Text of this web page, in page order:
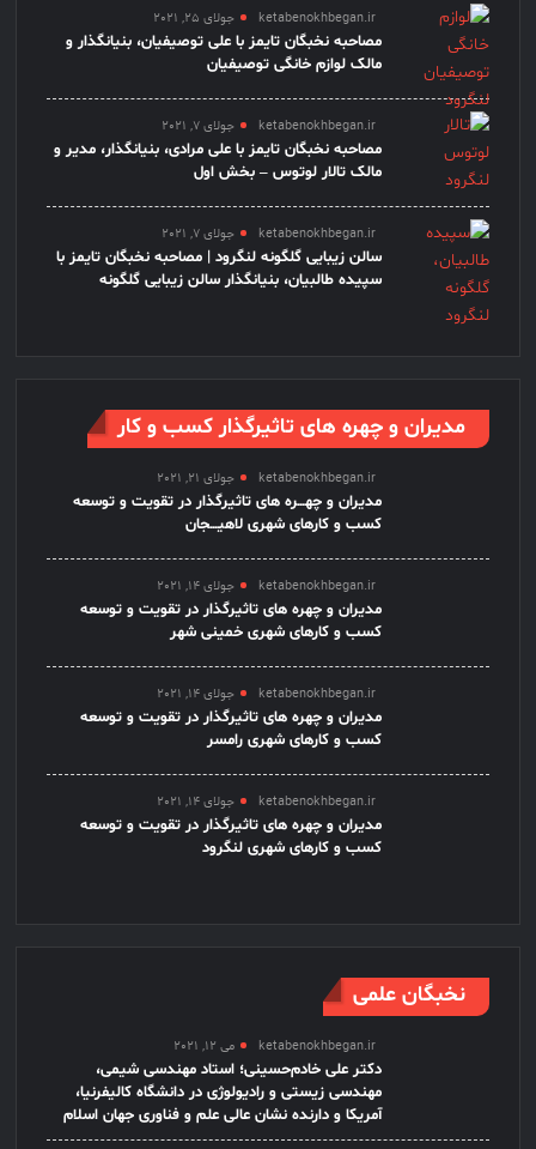
ketabenokhbegan.ir جولای 25, 2021
مصاحبه نخبگان تایمز با علی توصیفیان، بنیانگذار و
مالک لوازم خانگی توصیفیان
ketabenokhbegan.ir جولای 7, 2021
مصاحبه نخبگان تایمز با علی مرادی، بنیانگذار، مدیر و
مالک تالار لوتوس – بخش اول
ketabenokhbegan.ir جولای 7, 2021
سالن زیبایی گلگونه لنگرود | مصاحبه نخبگان تایمز با
سپیده طالبیان، بنیانگذار سالن زیبایی گلگونه
مدیران و چهره های تاثیرگذار کسب و کار
ketabenokhbegan.ir جولای 21, 2021
مدیران و چهـــره های تاثیرگذار در تقویت و توسعه
کسب و کارهای شهری لاهیـــجان
ketabenokhbegan.ir جولای 14, 2021
مدیران و چهره های تاثیرگذار در تقویت و توسعه
کسب و کارهای شهری خمینی شهر
ketabenokhbegan.ir جولای 14, 2021
مدیران و چهره های تاثیرگذار در تقویت و توسعه
کسب و کارهای شهری رامسر
ketabenokhbegan.ir جولای 14, 2021
مدیران و چهره های تاثیرگذار در تقویت و توسعه
کسب و کارهای شهری لنگرود
نخبگان علمی
ketabenokhbegan.ir می 12, 2021
دکتر علی خادم‌حسینی؛ استاد مهندسی شیمی،
مهندسی زیستی و رادیولوژی در دانشگاه کالیفرنیا،
آمریکا و دارنده نشان عالی علم و فناوری جهان اسلام